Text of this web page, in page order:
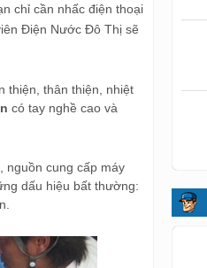
chỉ cần nhấc điện thoại
Điện Nước Đô Thị sẽ
thiện, thân thiện, nhiệt
có tay nghề cao và
nguồn cung cấp máy
dấu hiệu bất thường: